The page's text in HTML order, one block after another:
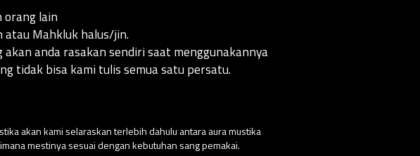
lain
atau Mahkluk halus/jin.
anda rasakan sendiri saat menggunakannya
tidak bisa kami tulis semua satu persatu.
akan kami selaraskan terlebih dahulu antara aura mustika
mestinya sesuai dengan kebutuhan sang pemakai.